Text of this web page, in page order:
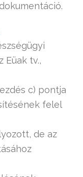
Eüak tv.,
c) pontja
felel
de az